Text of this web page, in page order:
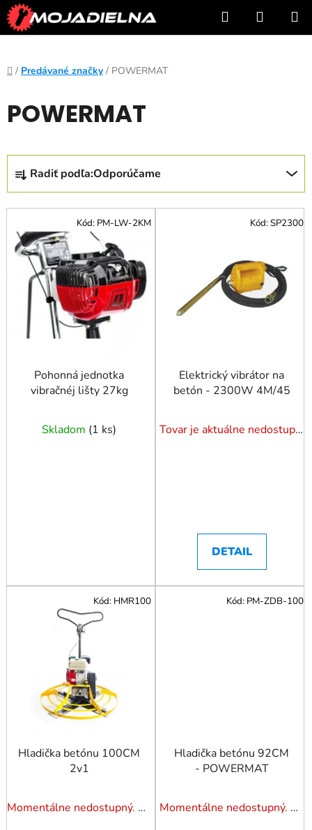
Prejsť
na
obsah
Hľadať
KOŠÍK
Domov
/ Predávané značky / POWERMAT
POWERMAT
R
a
d
n
Radiť podľa:Odporúčame
V
ý
p
Pohonná jednotka
vibračnéj lišty 27kg
Skladom (1 ks)
Kód: PM-LW-2KM
Elektrický vibrátor na
betón - 2300W 4M/45
Tovar je aktuálne nedostupný. Dotazuj dostupnosť.
DETAIL
Kód:SP2300
Hladička betónu 100CM
2v1
Momentálne nedostupný. Pozrite si naše varianty.
Kód: HMR100
Hladička betónu 92CM
- POWERMAT
Momentálne nedostupný. Pozrite si naše varianty.
Kód: PM-ZDB-100